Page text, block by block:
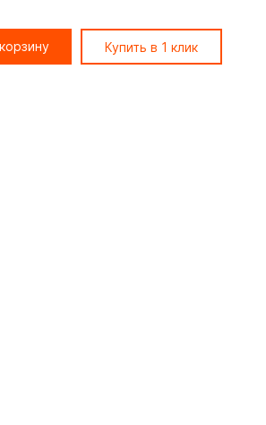
Купить в 1 клик